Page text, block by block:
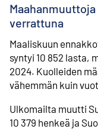
verrattuna
Maaliskuun
syntyi 10 852 lasta,
2024. Kuolleiden
vähemmän kuin
Ulkomailta muutti
10 379 henkeä ja